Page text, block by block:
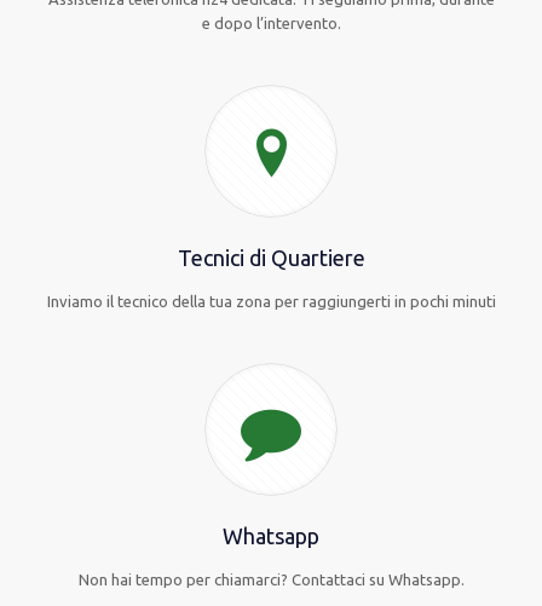
e dopo l’intervento.
Tecnici di Quartiere
Inviamo il tecnico della tua zona per raggiungerti in pochi minuti
Whatsapp
Non hai tempo per chiamarci? Contattaci su Whatsapp.